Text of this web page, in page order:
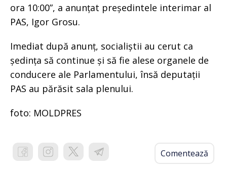
ora 10:00”, a anunțat președintele interimar al
PAS, Igor Grosu.
Imediat după anunț, socialiștii au cerut ca
ședința să continue și să fie alese organele de
conducere ale Parlamentului, însă deputații
PAS au părăsit sala plenului.
foto: MOLDPRES
Comentează